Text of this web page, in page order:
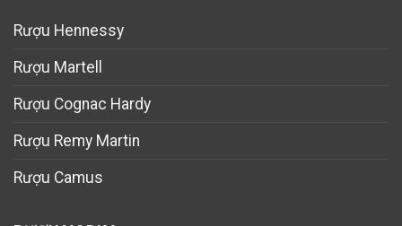
Rượu Hennessy
Rượu Martell
Rượu Cognac Hardy
Rượu Remy Martin
Rượu Camus